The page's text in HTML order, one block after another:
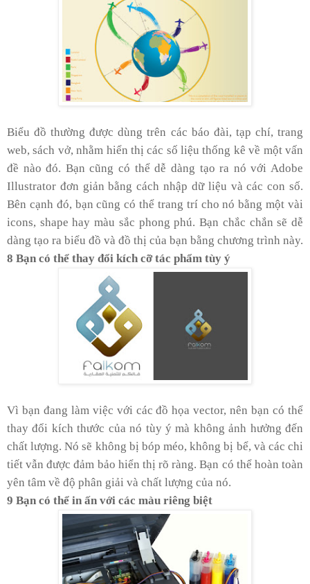
Biểu đồ thường được dùng trên các báo đài, tạp chí, trang
web, sách vở, nhằm hiển thị các số liệu thống kê về một vấn
đề nào đó. Bạn cũng có thể dễ dàng tạo ra nó với Adobe
Illustrator đơn giản bằng cách nhập dữ liệu và các con số.
Bên cạnh đó, bạn cũng có thể trang trí cho nó bằng một vài
icons, shape hay màu sắc phong phú. Bạn chắc chắn sẽ dễ
dàng tạo ra biểu đồ và đồ thị của bạn bằng chương trình này.
8 Bạn có thể thay đổi kích cỡ tác phẩm tùy ý
Vì bạn đang làm việc với các đồ họa vector, nên bạn có thể
thay đổi kích thước của nó tùy ý mà không ảnh hưởng đến
chất lượng. Nó sẽ không bị bóp méo, không bị bể, và các chi
tiết vẫn được đảm bảo hiển thị rõ ràng. Bạn có thể hoàn toàn
yên tâm về độ phân giải và chất lượng của nó.
9 Bạn có thể in ấn với các màu riêng biệt